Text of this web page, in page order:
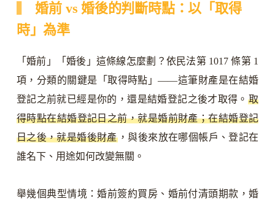
婚前 vs 婚後的判斷時點：以「取得
時」為準
「婚前」「婚後」這條線怎麼劃？依民法第 1017 條第 1
項，分類的關鍵是「取得時點」——這筆財產是在結婚
登記之前就已經是你的，還是結婚登記之後才取得。 取
得時點在結婚登記日之前，就是婚前財產；在結婚登記
日之後，就是婚後財產 ，與後來放在哪個帳戶、登記在
誰名下、用途如何改變無關。
舉幾個典型情境：婚前簽約買房、婚前付清頭期款，婚